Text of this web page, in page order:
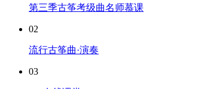
第三季古筝考级曲名师慕课
02
流行古筝曲·演奏
03